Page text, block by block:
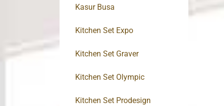
Kasur Busa
Kitchen Set Expo
Kitchen Set Graver
Kitchen Set Olympic
Kitchen Set Prodesign